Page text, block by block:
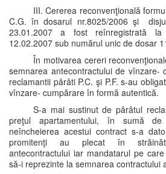
III. Cererea reconvenţională
C.G. în dosarul nr.8025/2006 şi
23.01.2007 a fost reînregistrată
12.02.2007 sub numărul unic de dosar
În motivarea cereri
semnarea antecontractului de vînzare-
reclamantii pârâti P.C. şi P.F. s-au
vînzare- cumpărare în formă autentică.
S-a mai sustinut de pârâtul
preţul apartamentului, în sumă
neîncheierea acestui contract s-a
promitenţi au plecat în
antecontractului iar mandatarul pe
să-i reprezinte la semnarea contractului